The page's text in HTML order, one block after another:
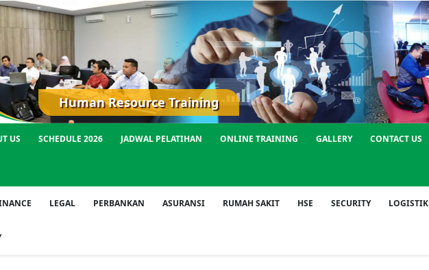
Human Resource Training
US SCHEDULE 2026 JADWAL PELATIHAN ONLINE TRAINING GALLERY CONTACT US
LEGAL PERBANKAN ASURANSI RUMAH SAKIT HSE SECURITY LOGISTIK